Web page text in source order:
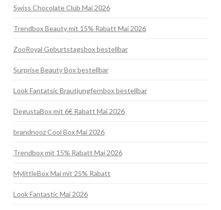
Swiss Chocolate Club Mai 2026
Trendbox Beauty mit 15% Rabatt Mai 2026
ZooRoyal Geburtstagsbox bestellbar
Surprise Beauty Box bestellbar
Look Fantatsic Brautjungfernbox bestellbar
DegustaBox mit 6€ Rabatt Mai 2026
brandnooz Cool Box Mai 2026
Trendbox mit 15% Rabatt Mai 2026
MylittleBox Mai mit 25% Rabatt
Look Fantastic Mai 2026